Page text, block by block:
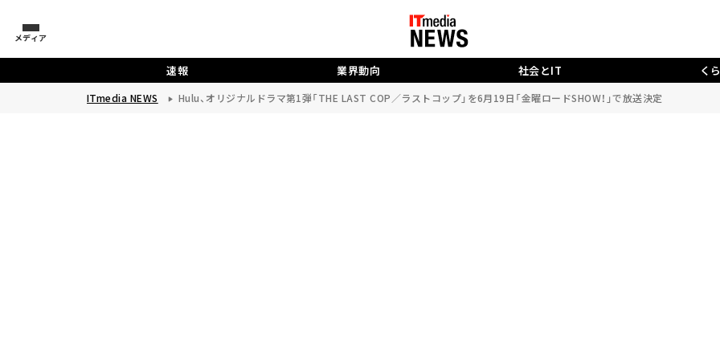
メディア
速報 業界動向 社会とIT く
ITmedia NEWS Hulu、オリジナルドラマ第1弾「THE LAST COP／ラストコップ」を6月19日「金曜ロードSHOW！」で放送決定